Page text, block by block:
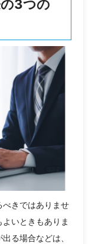
3つの
きではありませ
いときもありま
る場合などは、